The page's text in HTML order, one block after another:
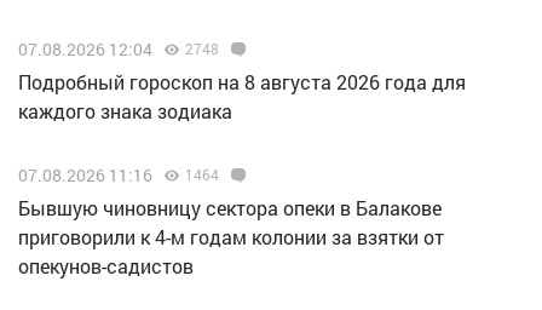
07.08.2026 12:04 2748
Подробный гороскоп на 8 августа 2026 года для
каждого знака зодиака
07.08.2026 11:16 1464
Бывшую чиновницу сектора опеки в Балакове
приговорили к 4-м годам колонии за взятки от
опекунов-садистов